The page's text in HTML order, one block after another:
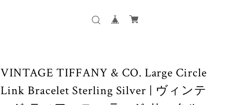
VINTAGE TIFFANY & CO. Large Circle
Link Bracelet Sterling Silver | ヴィンテ